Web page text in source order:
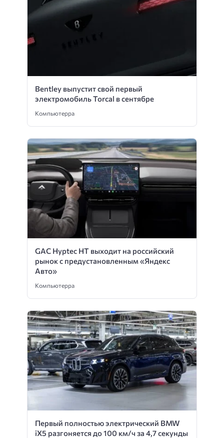
Bentley выпустит свой первый
электромобиль Torcal в сентябре
Компьютерра
GAC Hyptec HT выходит на российский
рынок с предустановленным «Яндекс
Авто»
Компьютерра
Первый полностью электрический BMW
iX5 разгоняется до 100 км/ч за 4,7 секунды